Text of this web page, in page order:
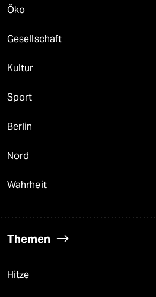
Öko
Gesellschaft
Kultur
Sport
Berlin
Nord
Wahrheit
Themen
Hitze